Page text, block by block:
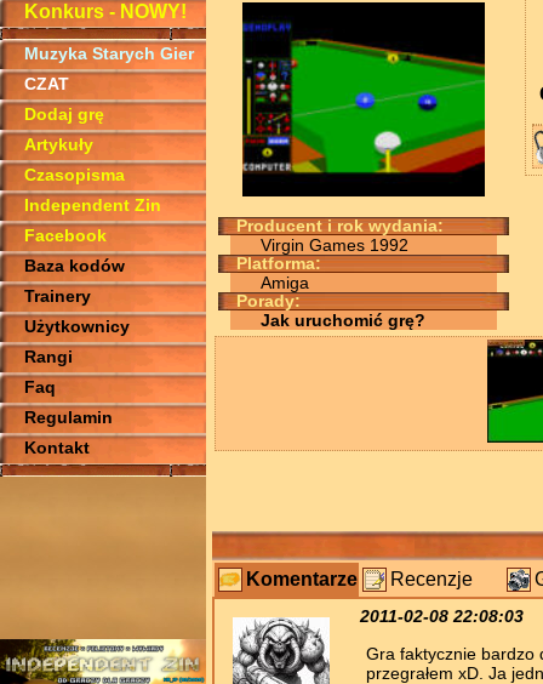
Konkurs - NOWY!
Muzyka Starych Gier
CZAT
Dodaj grę
Artykuły
Czasopisma
Independent Zin
Facebook
Baza kodów
Trainery
Użytkownicy
Rangi
Faq
Regulamin
Kontakt
Producent i rok wydania:
Virgin Games 1992
Platforma:
Amiga
Porady:
Jak uruchomić grę?
Komentarze Recenzje
2011-02-08 22:08:03
Gra faktycznie bardzo
przegrałem xD. Ja